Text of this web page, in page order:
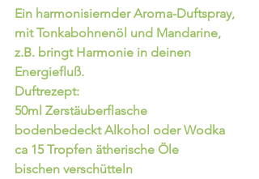
Ein harmonisiernder Aroma-Duftspray,
mit Tonkabohnenöl und Mandarine,
z.B. bringt Harmonie in deinen
Energiefluß.
Duftrezept:
50ml Zerstäuberflasche
bodenbedeckt Alkohol oder Wodka
ca 15 Tropfen ätherische Öle
bischen verschütteln